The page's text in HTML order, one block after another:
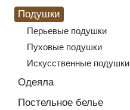
Подушки
Перьевые подушки
Пуховые подушки
Искусственные подушки
Одеяла
Постельное белье